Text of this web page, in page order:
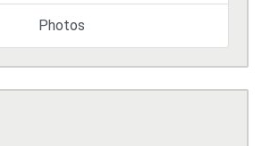
Photos